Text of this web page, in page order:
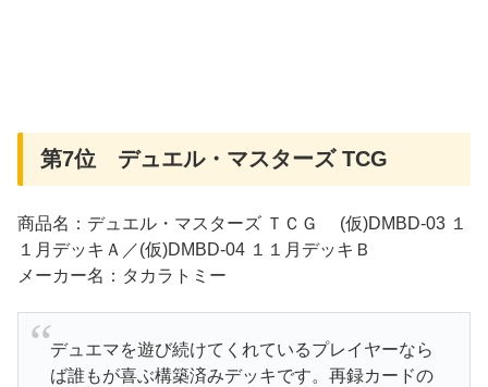
第7位 デュエル・マスターズ TCG
商品名：デュエル・マスターズ ＴＣＧ (仮)DMBD-03 １
１月デッキＡ／(仮)DMBD-04 １１月デッキＢ
メーカー名：タカラトミー
デュエマを遊び続けてくれているプレイヤーなら
ば誰もが喜ぶ構築済みデッキです。再録カードの